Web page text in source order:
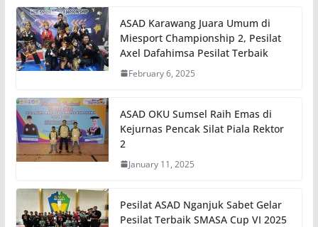
ASAD Karawang Juara Umum di
Miesport Championship 2, Pesilat
Axel Dafahimsa Pesilat Terbaik
February 6, 2025
ASAD OKU Sumsel Raih Emas di
Kejurnas Pencak Silat Piala Rektor
2
January 11, 2025
Pesilat ASAD Nganjuk Sabet Gelar
Pesilat Terbaik SMASA Cup VI 2025